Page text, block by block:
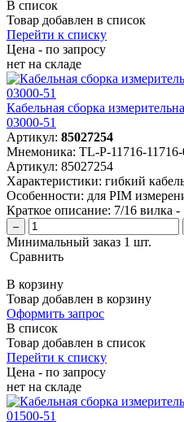
В список
Товар добавлен в список
Перейти к списку
Цена - по запросу
нет на складе
Кабельная сборка
03000-51
Артикул: 85027254
Мнемоника: TL-P-11716-11716-
Артикул: 85027254
Характеристики: гибкий
Особенности: для PIM
Краткое описание: 7/16 вилка
–
Минимальный заказ 1 шт.
Сравнить
В корзину
Товар добавлен в корзину
Оформить запрос
В список
Товар добавлен в список
Перейти к списку
Цена - по запросу
нет на складе